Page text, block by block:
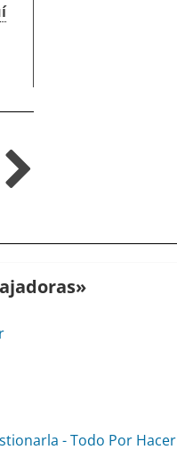
»
- Todo Por Hacer